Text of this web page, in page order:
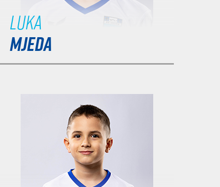
Luka
MJEDA